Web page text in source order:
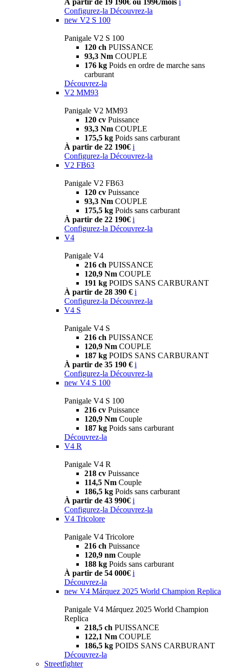
À partir de 19 190€ ou 199€/mois i
Configurez-la Découvrez-la
new V2 S 100
Panigale V2 S 100
120 ch PUISSANCE
93,3 Nm COUPLE
176 kg Poids en ordre de marche sans
carburant
Découvrez-la
V2 MM93
Panigale V2 MM93
120 cv Puissance
93,3 Nm COUPLE
175,5 kg Poids sans carburant
À partir de 22 190€ i
Configurez-la Découvrez-la
V2 FB63
Panigale V2 FB63
120 cv Puissance
93,3 Nm COUPLE
175,5 kg Poids sans carburant
À partir de 22 190€ i
Configurez-la Découvrez-la
V4
Panigale V4
216 ch PUISSANCE
120,9 Nm COUPLE
191 kg POIDS SANS CARBURANT
À partir de 28 390 € i
Configurez-la Découvrez-la
V4 S
Panigale V4 S
216 ch PUISSANCE
120,9 Nm COUPLE
187 kg POIDS SANS CARBURANT
À partir de 35 190 € i
Configurez-la Découvrez-la
new V4 S 100
Panigale V4 S 100
216 cv Puissance
120,9 Nm Couple
187 kg Poids sans carburant
Découvrez-la
V4 R
Panigale V4 R
218 cv Puissance
114,5 Nm Couple
186,5 kg Poids sans carburant
À partir de 43 990€ i
Configurez-la Découvrez-la
V4 Tricolore
Panigale V4 Tricolore
216 ch Puissance
120,9 nm Couple
188 kg Poids sans carburant
À partir de 54 000€ i
Découvrez-la
new V4 Márquez 2025 World Champion Replica
Panigale V4 Márquez 2025 World Champion
Replica
218,5 ch PUISSANCE
122,1 Nm COUPLE
186,5 kg POIDS SANS CARBURANT
Découvrez-la
Streetfighter